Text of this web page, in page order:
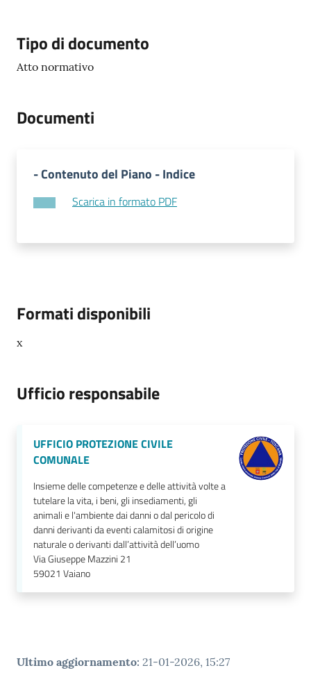
Tipo di documento
Atto normativo
Documenti
- Contenuto del Piano - Indice
Scarica in formato PDF
Formati disponibili
x
Ufficio responsabile
UFFICIO PROTEZIONE CIVILE
COMUNALE
Insieme delle competenze e delle attività volte a
tutelare la vita, i beni, gli insediamenti, gli
animali e l'ambiente dai danni o dal pericolo di
danni derivanti da eventi calamitosi di origine
naturale o derivanti dall’attività dell’uomo
Via Giuseppe Mazzini 21
59021 Vaiano
Ultimo aggiornamento: 21-01-2026, 15:27